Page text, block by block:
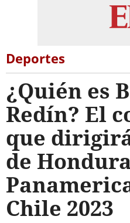
Deportes
¿Quién es
Redín? El
que
de
Chile 2023